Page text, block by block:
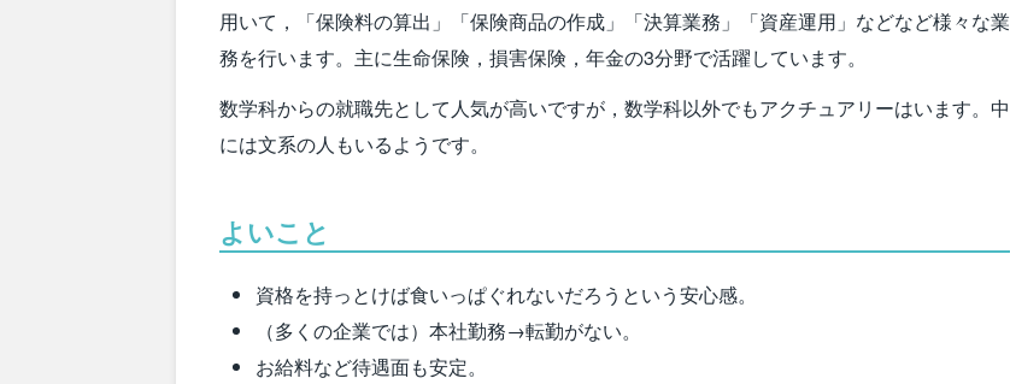
用いて，「保険料の算出」「保険商品の作成」「決算業務」「資産運用」などなど様々な業
務を行います。主に生命保険，損害保険，年金の3分野で活躍しています。
数学科からの就職先として人気が高いですが，数学科以外でもアクチュアリーはいます。中
には文系の人もいるようです。
よいこと
資格を持っとけば食いっぱぐれないだろうという安心感。
（多くの企業では）本社勤務→転勤がない。
お給料など待遇面も安定。